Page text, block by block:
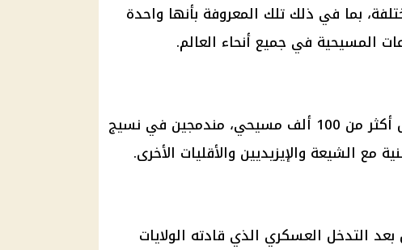
بما في ذلك تلك المعروفة بأنها واحدة
المسيحية في جميع أنحاء العالم.
100 ألف مسيحي، مندمجين في نسيج
مع الشيعة والإيزيديين والأقليات الأخرى.
التدخل العسكري الذي قادته الولايات